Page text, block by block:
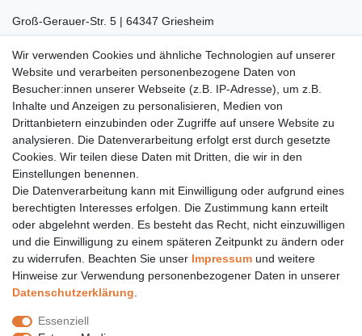
Groß-Gerauer-Str. 5 | 64347 Griesheim
06155 834 88 58
Eberstädter Str. 21 | 64319 Pfungstadt
06157 984 88 55
Öffnungszeiten finden Sie hier: www.topcoil.de
E-MAIL **
Newsletter
Honig
Hiermit bestätige ich, dass ich dieDaten­schutz­erklärunggelesen habe.
Meine Einwilligung kann ich jederzeit widerrufen.**
Abonnieren
Versand
Wir verwenden Cookies und ähnliche Technologien auf unserer
Website und verarbeiten personenbezogene Daten von
Besucher:innen unserer Webseite (z.B. IP-Adresse), um z.B.
Inhalte und Anzeigen zu personalisieren, Medien von
Drittanbietern einzubinden oder Zugriffe auf unsere Website zu
analysieren. Die Datenverarbeitung erfolgt erst durch gesetzte
Cookies. Wir teilen diese Daten mit Dritten, die wir in den
Einstellungen benennen.
Die Datenverarbeitung kann mit Einwilligung oder aufgrund eines
berechtigten Interesses erfolgen. Die Zustimmung kann erteilt
oder abgelehnt werden. Es besteht das Recht, nicht einzuwilligen
und die Einwilligung zu einem späteren Zeitpunkt zu ändern oder
zu widerrufen. Beachten Sie unser Impressum und weitere
Hinweise zur Verwendung personenbezogener Daten in unserer
Daten­schutz­erklärung
Essenziell